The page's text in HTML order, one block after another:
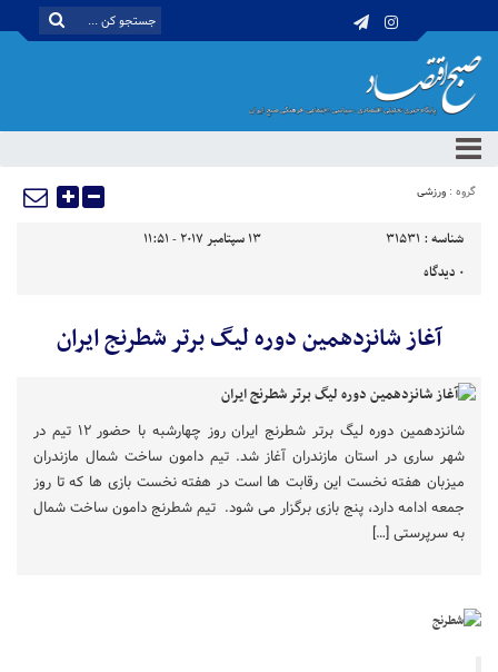
گروه : ورزشی
شناسه : 31531
13 سپتامبر 2017 - 11:51
0 دیدگاه
آغاز شانزدهمین دوره لیگ برتر شطرنج ایران
شانزدهمین دوره لیگ برتر شطرنج ایران روز چهارشبه با حضور ۱۲ تیم در
شهر ساری در استان مازندران آغاز شد. تیم دامون ساخت شمال مازندران
میزبان هفته نخست این رقابت ها است در هفته نخست بازی ها که تا روز
جمعه ادامه دارد، پنج بازی برگزار می شود. تیم شطرنج دامون ساخت شمال
به سرپرستی […]